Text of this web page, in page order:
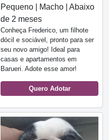
Pequeno | Macho | Abaixo
de 2 meses
Conheça Frederico, um filhote
dócil e sociável, pronto para ser
seu novo amigo! Ideal para
casas e apartamentos em
Barueri. Adote esse amor!
Quero Adotar